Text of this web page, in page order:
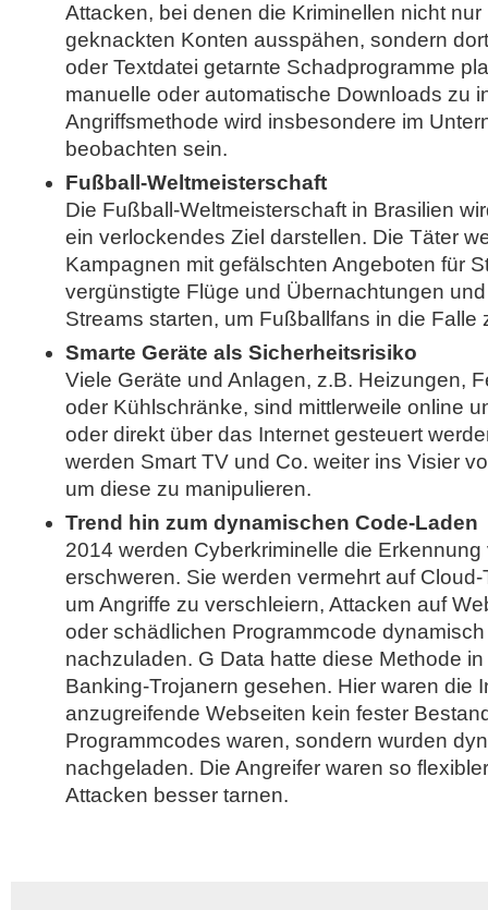
Attacken, bei denen die Kriminellen nicht
geknackten Konten ausspähen, sondern
oder Textdatei getarnte Schadprogramme
manuelle oder automatische Downloads zu
Angriffsmethode wird insbesondere im
beobachten sein.
Fußball-Weltmeisterschaft
Die Fußball-Weltmeisterschaft in Brasilien
ein verlockendes Ziel darstellen. Die Täter
Kampagnen mit gefälschten Angeboten für
vergünstigte Flüge und Übernachtungen
Streams starten, um Fußballfans in die Falle
Smarte Geräte als Sicherheitsrisiko
Viele Geräte und Anlagen, z.B. Heizungen,
oder Kühlschränke, sind mittlerweile online
oder direkt über das Internet gesteuert
werden Smart TV und Co. weiter ins Visier
um diese zu manipulieren.
Trend hin zum dynamischen Code-Laden
2014 werden Cyberkriminelle die
erschweren. Sie werden vermehrt auf
um Angriffe zu verschleiern, Attacken auf
oder schädlichen Programmcode
nachzuladen. G Data hatte diese Methode
Banking-Trojanern gesehen. Hier waren die
anzugreifende Webseiten kein fester
Programmcodes waren, sondern wurden
nachgeladen. Die Angreifer waren so
Attacken besser tarnen.